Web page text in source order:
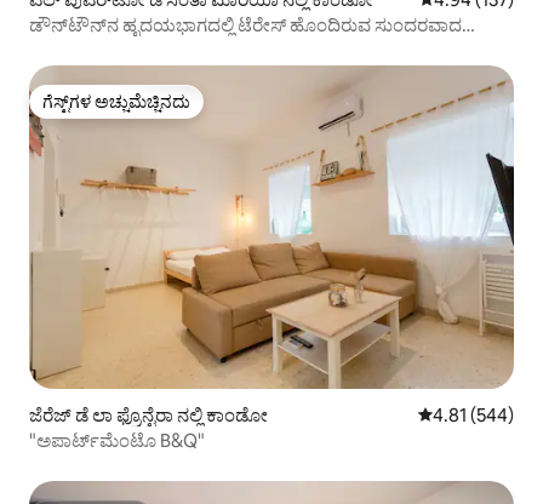
ಡೌನ್‌ಟೌನ್‌ನ ಹೃದಯಭಾಗದಲ್ಲಿ ಟೆರೇಸ್ ಹೊಂದಿರುವ ಸುಂದರವಾದ
ಗೆಸ್ಟ್‌ಗಳ ಅಚ್ಚುಮೆಚ್ಚಿನದು
ಗೆಸ್ಟ್‌ಗಳ ಅಚ್ಚುಮೆಚ್ಚಿನದು
ಜೆರೆಜ್ ಡೆ ಲಾ ಫ್ರೊನ್ಟೆರಾ ನಲ್ಲಿ ಕಾಂಡೋ 5 ರಲ್ಲಿ 4.81
4.81 (544)
"ಅಪಾರ್ಟ್‌ಮೆಂಟೊ B&Q"